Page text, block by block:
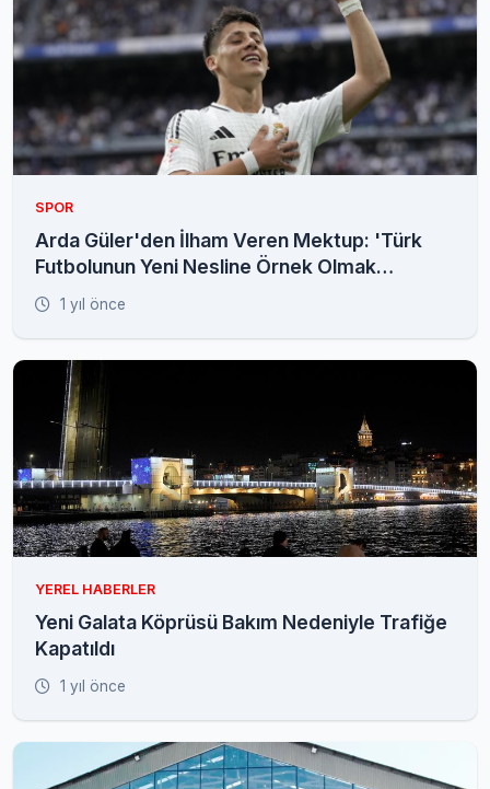
SPOR
Arda Güler'den İlham Veren Mektup: 'Türk
Futbolunun Yeni Nesline Örnek Olmak
İstiyorum'
1 yıl önce
YEREL HABERLER
Yeni Galata Köprüsü Bakım Nedeniyle Trafiğe
Kapatıldı
1 yıl önce